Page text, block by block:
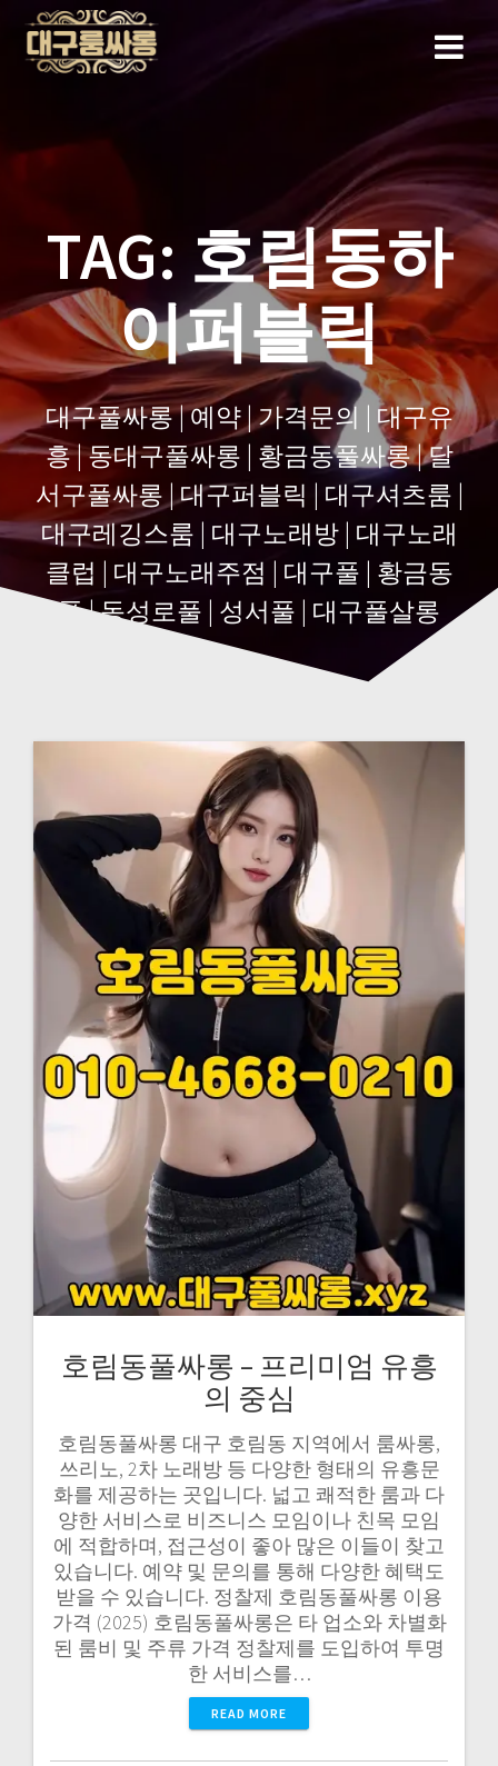
TAG: 호림동하
이퍼블릭
대구풀싸롱 | 예약 | 가격문의 | 대구유
흥 | 동대구풀싸롱 | 황금동풀싸롱 | 달
서구풀싸롱 | 대구퍼블릭 | 대구셔츠룸 |
대구레깅스룸 | 대구노래방 | 대구노래
클럽 | 대구노래주점 | 대구풀 | 황금동
풀 | 동성로풀 | 성서풀 | 대구풀살롱
호림동풀싸롱 – 프리미엄 유흥
의 중심
호림동풀싸롱 대구 호림동 지역에서 룸싸롱,
쓰리노, 2차 노래방 등 다양한 형태의 유흥문
화를 제공하는 곳입니다. 넓고 쾌적한 룸과 다
양한 서비스로 비즈니스 모임이나 친목 모임
에 적합하며, 접근성이 좋아 많은 이들이 찾고
있습니다. 예약 및 문의를 통해 다양한 혜택도
받을 수 있습니다. 정찰제 호림동풀싸롱 이용
가격 (2025) 호림동풀싸롱은 타 업소와 차별화
된 룸비 및 주류 가격 정찰제를 도입하여 투명
한 서비스를…
READ MORE